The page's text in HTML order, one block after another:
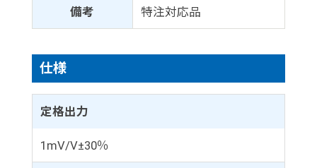
備考 特注対応品
仕様
定格出力
1mV/V±30％